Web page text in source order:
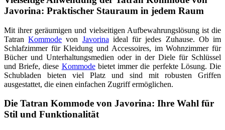
Javorina: Praktischer Stauraum in jedem Raum
Mit ihrer geräumigen und vielseitigen Aufbewahrungslösung ist die
TatranKommode von Javorina ideal für jedes Zuhause. Ob im
Schlafzimmer für Kleidung und Accessoires, im Wohnzimmer für
Bücher und Unterhaltungsmedien oder in der Diele für Schlüssel
und Briefe, diese Kommodebietet immer die perfekte Lösung. Die
Schubladen bieten viel Platz und sind mit robusten Griffen
ausgestattet, die einen einfachen Zugriff ermöglichen.
Die Tatran Kommode von Javorina: Ihre Wahl für
Stil und Funktionalität